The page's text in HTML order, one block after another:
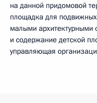
на данной придомовой
площадка для
малыми
и содержание детской
управляющая